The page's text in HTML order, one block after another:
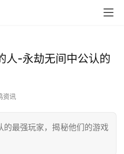
人-永劫无间中公认的
资讯
的最强玩家，揭秘他们的游戏